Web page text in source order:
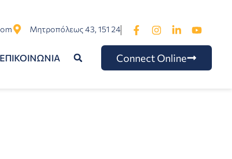
Μητροπόλεως 43, 151 24
ΕΠΙΚΟΙΝΩΝΙΑ Connect Online